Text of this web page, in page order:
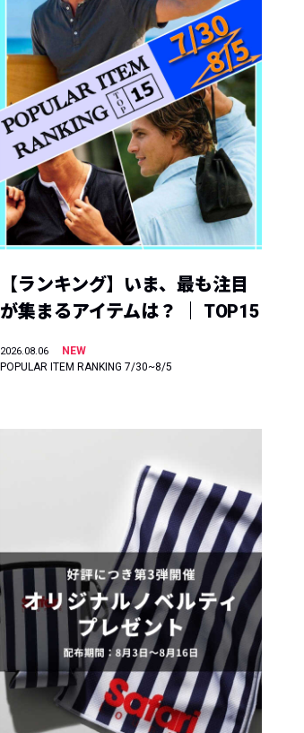
【ランキング】いま、最も注目
が集まるアイテムは？ ｜ TOP15
2026.08.06
NEW
POPULAR ITEM RANKING 7/30~8/5